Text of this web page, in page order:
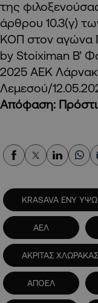
της
άρθρου 10.3(γ)
ΚΟΠ στον αγώνα
by Stoiximan Β’
2025 ΑΕΚ
Λεμεσού/
Απόφαση:
KRASAVA ΕΝΥ
ΑΕΛ
ΑΚΡΙΤΑΣ ΧΛΩΡΑΚΑΣ
ΑΠΟΕΛ